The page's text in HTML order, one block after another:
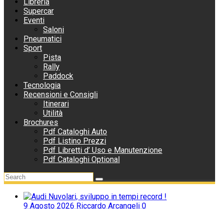
Supercar
Eventi
Saloni
Pneumatici
Sport
Pista
Rally
Paddock
Tecnologia
Recensioni e Consigli
Itinerari
Utilità
Brochures
Pdf Cataloghi Auto
Pdf Listino Prezzi
Pdf Libretti d’ Uso e Manutenzione
Pdf Cataloghi Optional
9 Agosto 2026 Riccardo Arcangeli 0